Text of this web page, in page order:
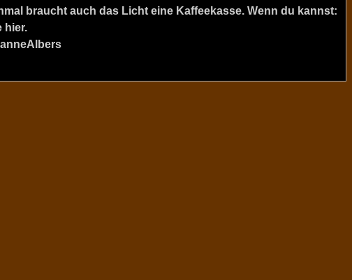
braucht auch das Licht eine Kaffeekasse. Wenn du kannst:
hier.